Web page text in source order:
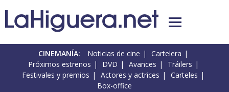
CINEMANÍA: Noticias de cine
Cartelera
Próximos estrenos
DVD Avances
Tráilers
Festivales y premios
Actores y actrices
Carteles
Box-office